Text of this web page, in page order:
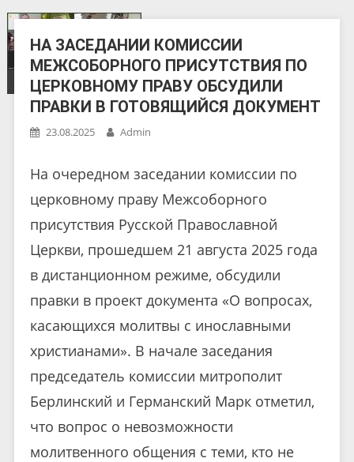
НА ЗАСЕДАНИИ КОМИССИИ
МЕЖСОБОРНОГО ПРИСУТСТВИЯ ПО
ЦЕРКОВНОМУ ПРАВУ ОБСУДИЛИ
ПРАВКИ В ГОТОВЯЩИЙСЯ ДОКУМЕНТ
23.08.2025 Admin
На очередном заседании комиссии по
церковному праву Межсоборного
присутствия Русской Православной
Церкви, прошедшем 21 августа 2025 года
в дистанционном режиме, обсудили
правки в проект документа «О вопросах,
касающихся молитвы с инославными
христианами». В начале заседания
председатель комиссии митрополит
Берлинский и Германский Марк отметил,
что вопрос о невозможности
молитвенного общения с теми, кто не